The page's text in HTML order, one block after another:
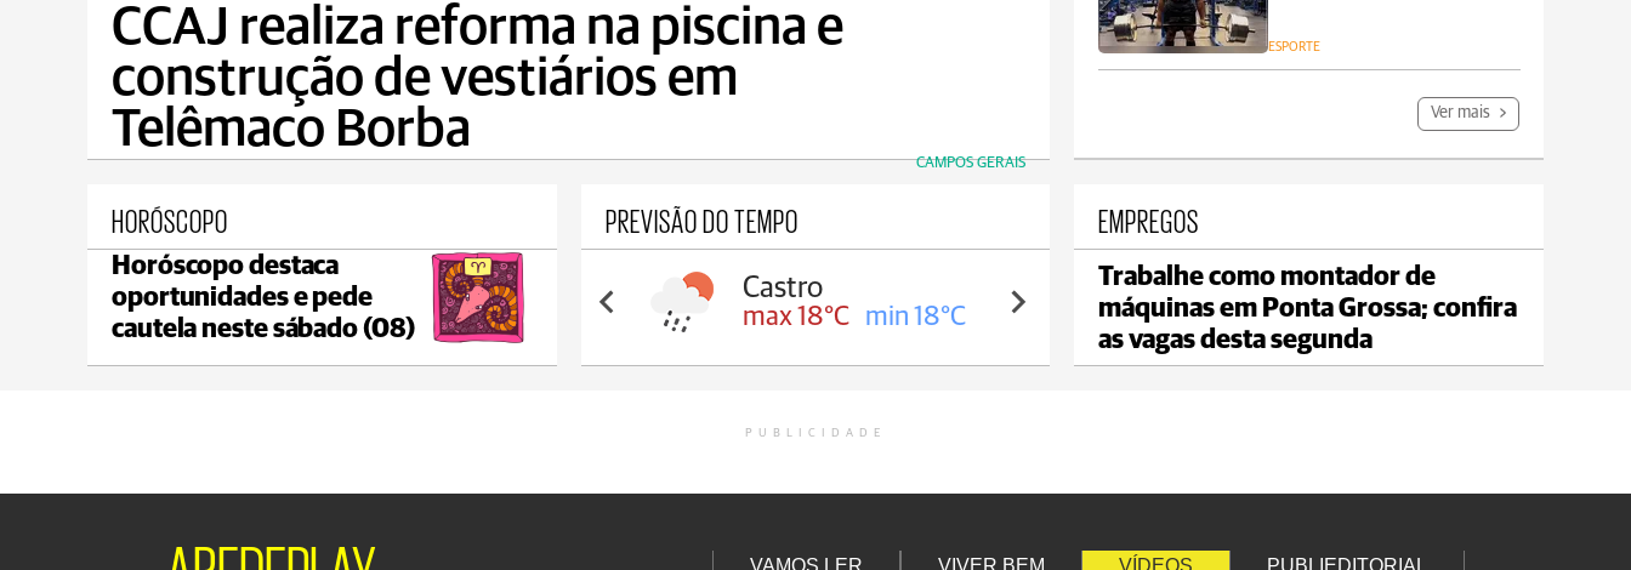
ESPORTE
Ver mais
CCAJ realiza reforma na piscina e
construção de vestiários em
Telêmaco Borba
CAMPOS GERAIS
HORÓSCOPO
Horóscopo destaca
oportunidades e pede
cautela neste sábado (08)
PREVISÃO DO TEMPO
Ponta Grossa
max 17°C min 17°C
Castro
max 18°C min 18°C
Carambeí
max 18°C min 17°C
EMPREGOS
Trabalhe como montador de
máquinas em Ponta Grossa; confira
as vagas desta segunda
PUBLICIDADE
VAMOS LER VIVER BEM VÍDEOS PUBLIEDITORIAL